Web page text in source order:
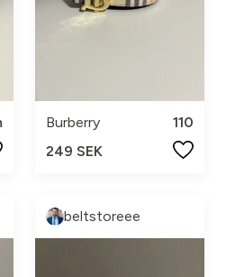
Burberry
110
249 SEK
beltstoreee